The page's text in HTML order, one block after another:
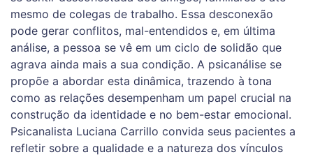
mesmo de colegas de trabalho. Essa desconexão
pode gerar conflitos, mal-entendidos e, em última
análise, a pessoa se vê em um ciclo de solidão que
agrava ainda mais a sua condição. A psicanálise se
propõe a abordar esta dinâmica, trazendo à tona
como as relações desempenham um papel crucial na
construção da identidade e no bem-estar emocional.
Psicanalista Luciana Carrillo convida seus pacientes a
refletir sobre a qualidade e a natureza dos vínculos